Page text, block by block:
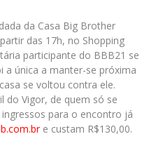
da Casa Big Brother
das 17h, no Shopping
participante do BBB21 se
única a manter-se próxima
se voltou contra ele.
do Vigor, de quem só se
para o encontro já
e custam R$130,00.